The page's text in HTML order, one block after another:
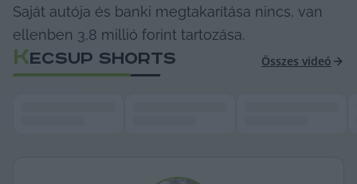
Saját autója és banki megtakarítása nincs, van
ellenben 3,8 millió forint tartozása.
KECSUP SHORTS Összes videó